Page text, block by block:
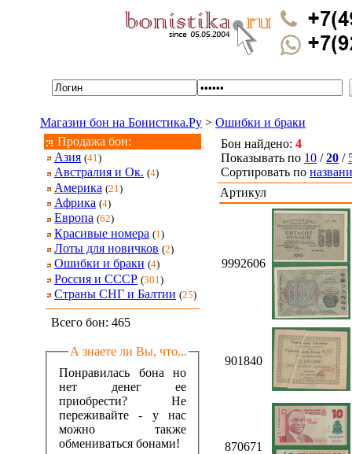
Магазин бон на Бонистика.Ру > Ошибки и браки
Продажа бон:
Азия (41)
Австралия и Ок. (4)
Америка (21 )
Африка (4)
Европа (62)
Красивые номера (1 )
Лоты для новичков (2)
Ошибки и браки (4)
Россия и СССР (301 )
Страны СНГ и Балтии (25)
Всего бон: 465
А знаете ли Вы, что...
Понравилась бона но
нет денег ее
приобрести? Не
переживайте - у нас
можно также
обмениваться бонами!
Бон найдено: 4
Показывать по 10 /20 /
Сортировать по
Артикул
9992606
901840
870671